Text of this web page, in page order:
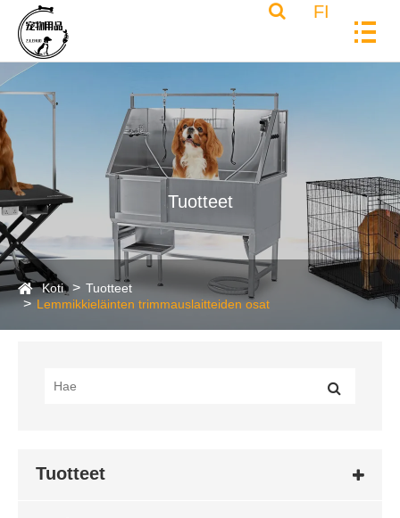
FI
Tuotteet
Koti
Tuotteet
Lemmikkieläinten trimmauslaitteiden osat
Tuotteet